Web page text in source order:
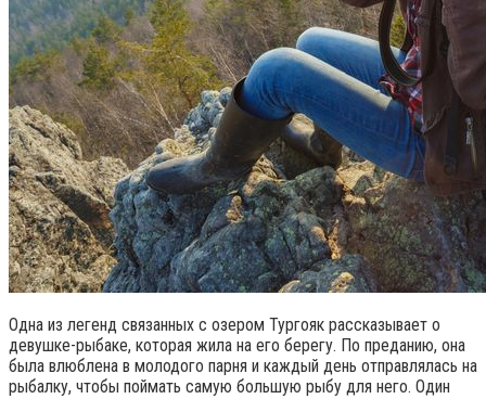
Одна из легенд связанных с озером Тургояк рассказывает о
девушке-рыбаке, которая жила на его берегу. По преданию, она
была влюблена в молодого парня и каждый день отправлялась на
рыбалку, чтобы поймать самую большую рыбу для него. Один